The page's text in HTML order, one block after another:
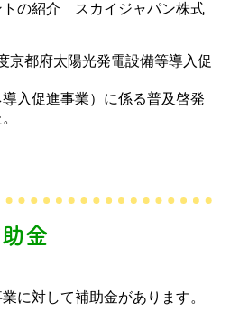
トの紹介 スカイジャパン株式
京都府太陽光発電設備等導入促
導入促進事業）に係る普及啓発
金
に対して補助金があります。